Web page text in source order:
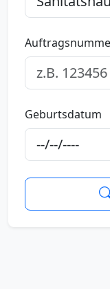
Geburtsdatum